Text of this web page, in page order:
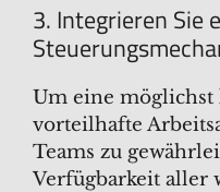
3. Integrieren Sie
Um eine
vorteilhafte
Teams zu
Verfügbarkeit aller